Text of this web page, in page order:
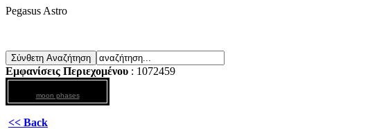
Pegasus Astro
Εμφανίσεις Περιεχομένου : 1072459
moon phases
<< Back